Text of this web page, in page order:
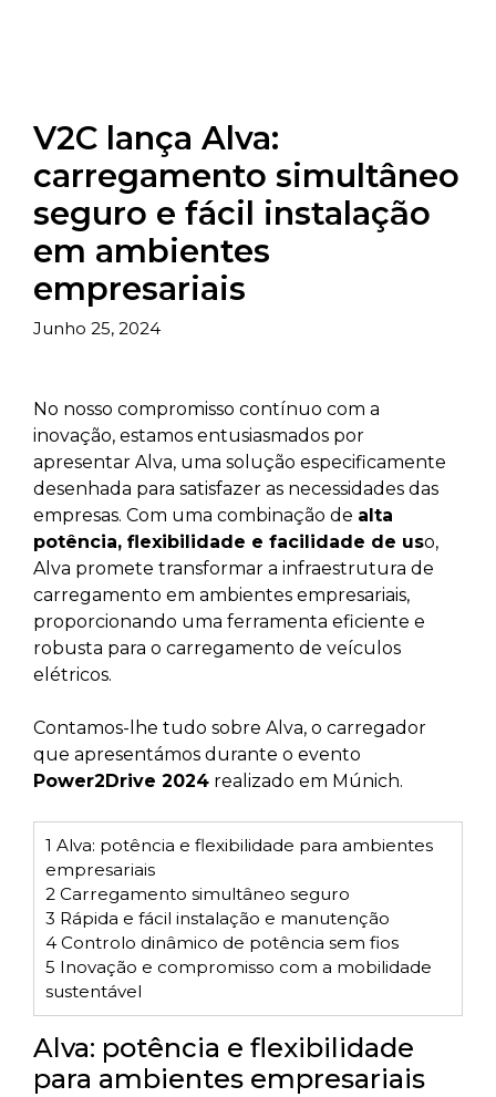
V2C lança Alva:
carregamento simultâneo
seguro e fácil instalação
em ambientes
empresariais
Junho 25, 2024
No nosso compromisso contínuo com a
inovação, estamos entusiasmados por
apresentar Alva, uma solução especificamente
desenhada para satisfazer as necessidades das
empresas. Com uma combinação de alta
potência, flexibilidade e facilidade de uso,
Alva promete transformar a infraestrutura de
carregamento em ambientes empresariais,
proporcionando uma ferramenta eficiente e
robusta para o carregamento de veículos
elétricos.
Contamos-lhe tudo sobre Alva, o carregador
que apresentámos durante o evento
Power2Drive 2024 realizado em Múnich.
1 Alva: potência e flexibilidade para ambientes
empresariais
2 Carregamento simultâneo seguro
3 Rápida e fácil instalação e manutenção
4 Controlo dinâmico de potência sem fios
5 Inovação e compromisso com a mobilidade
sustentável
Alva: potência e flexibilidade
para ambientes empresariais